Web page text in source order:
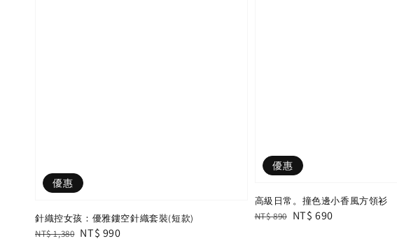
優惠
針織控女孩：優雅鏤空針織套裝(短款)
Regular
NT$ 1,380 Sale
NT$ 990
優惠
高級日常。撞色邊小香風方領衫
Regular
NT$ 890 Sale
NT$ 690